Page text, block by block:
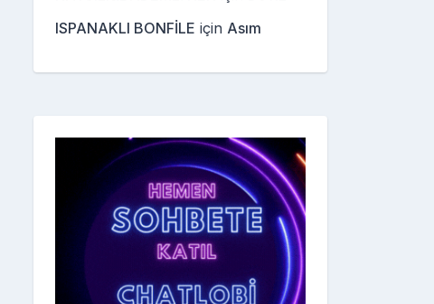
ISPANAKLI BONFİLE için Asım